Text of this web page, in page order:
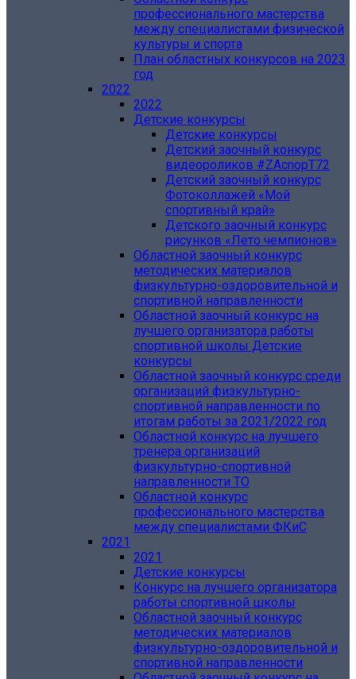
профессионального мастерства
между специалистами физической
культуры и спорта
План областных конкурсов на 2023
год
2022
2022
Детские конкурсы
Детские конкурсы
Детский заочный конкурс
видеороликов #ZAcnopT72
Детский заочный конкурс
Фотоколлажей «Мой
спортивный край»
Детского заочный конкурс
рисунков «Лето чемпионов»
Областной заочный конкурс
методических материалов
физкультурно-оздоровительной и
спортивной направленности
Областной заочный конкурс на
лучшего организатора работы
спортивной школы Детские
конкурсы
Областной заочный конкурс среди
организаций физкультурно-
спортивной направленности по
итогам работы за 2021/2022 год
Областной конкурс на лучшего
тренера организаций
физкультурно-спортивной
направленности ТО
Областной конкурс
профессионального мастерства
между специалистами ФКиС
2021
2021
Детские конкурсы
Конкурс на лучшего организатора
работы спортивной школы
Областной заочный конкурс
методических материалов
физкультурно-оздоровительной и
спортивной направленности